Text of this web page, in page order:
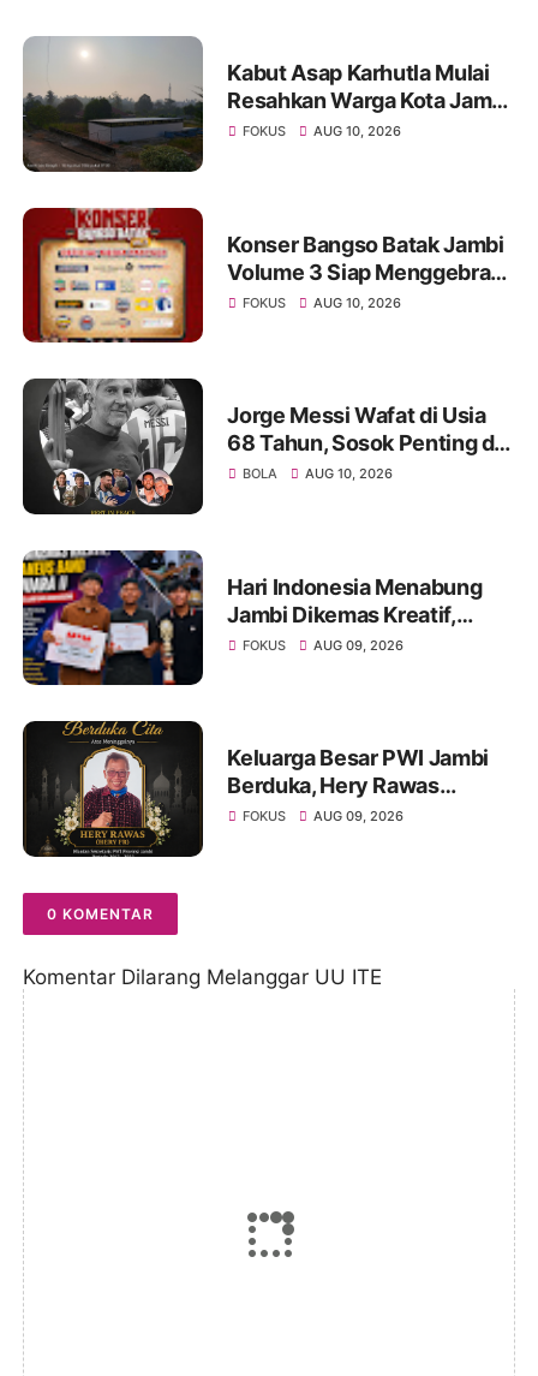
Kabut Asap Karhutla Mulai
Resahkan Warga Kota Jambi,
Pemadaman di Sungai
FOKUS AUG 10, 2026
Konser Bangso Batak Jambi
Volume 3 Siap Menggebrak!
Menampilkan Marsada Band
FOKUS AUG 10, 2026
Jorge Messi Wafat di Usia
68 Tahun, Sosok Penting di
Balik Perjalanan Karier
BOLA AUG 10, 2026
Hari Indonesia Menabung
Jambi Dikemas Kreatif,
Spontaneus Band Raih Juara
FOKUS AUG 09, 2026
Keluarga Besar PWI Jambi
Berduka, Hery Rawas
Mantan Sekretaris PWI
FOKUS AUG 09, 2026
0 KOMENTAR
Komentar Dilarang Melanggar UU ITE